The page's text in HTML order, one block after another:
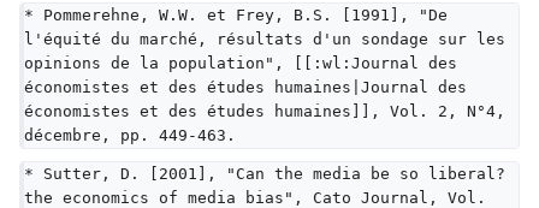
* Pommerehne, W.W. et Frey, B.S. [1991], "De
l'équité du marché, résultats d'un sondage sur les
opinions de la population", [[:wl:Journal des
économistes et des études humaines|Journal des
économistes et des études humaines]], Vol. 2, N°4,
décembre, pp. 449-463.
* Sutter, D. [2001], "Can the media be so liberal?
the economics of media bias", Cato Journal, Vol.